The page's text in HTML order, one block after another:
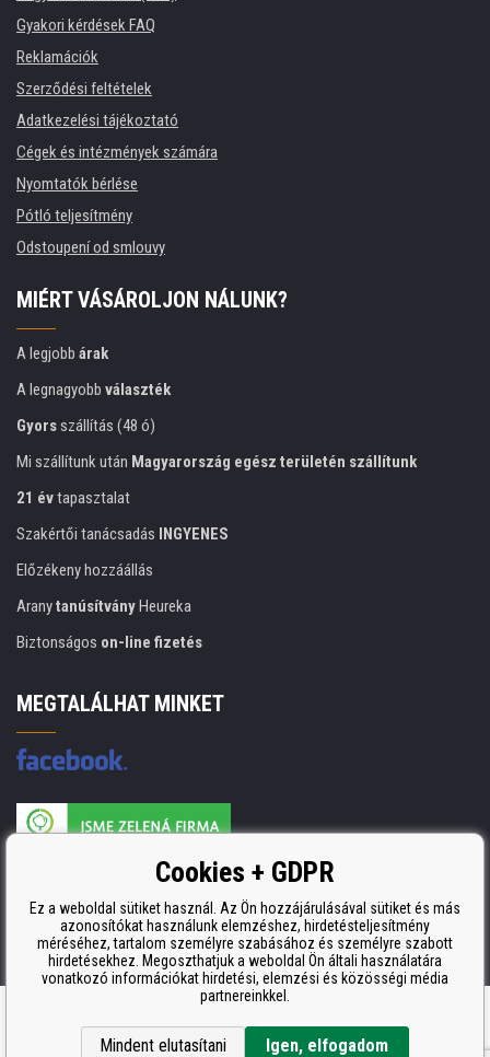
Gyakori kérdések FAQ
Reklamációk
Szerződési feltételek
Adatkezelési tájékoztató
Cégek és intézmények számára
Nyomtatók bérlése
Pótló teljesítmény
Odstoupení od smlouvy
MIÉRT VÁSÁROLJON NÁLUNK?
A legjobb árak
A legnagyobb választék
Gyorsszállítás (48 ó)
Mi szállítunk után Magyarország egész területén szállítunk
21 évtapasztalat
Szakértői tanácsadás INGYENES
Előzékeny hozzáállás
AranytanúsítványHeureka
Biztonságos on-line fizetés
MEGTALÁLHAT MINKET
A nyomtatási kellékek gyártója ISO 9001 tanúsítvánnyal rendelkezik
ISO 9001, ISO 14001 és STMC.
Ecommerce solutionsBINARGON.cz
Cookies + GDPR
Ez a weboldal sütiket használ. Az Ön hozzájárulásával sütiket és más
azonosítókat használunk elemzéshez, hirdetésteljesítmény
méréséhez, tartalom személyre szabásához és személyre szabott
hirdetésekhez. Megoszthatjuk a weboldal Ön általi használatára
vonatkozó információkat hirdetési, elemzési és közösségi média
partnereinkkel.
Mindent elutasítani Igen, elfogadom